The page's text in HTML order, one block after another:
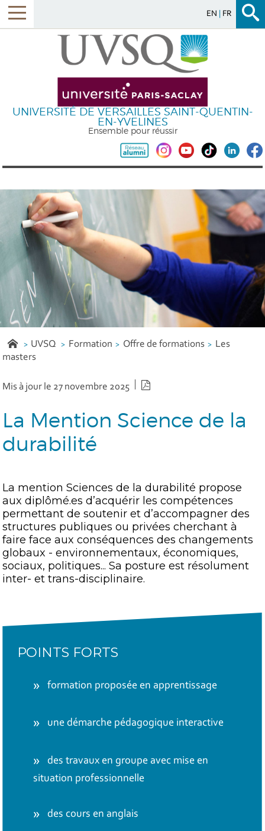
EN FR
UNIVERSITÉ DE VERSAILLES SAINT-QUENTIN-
EN-YVELINES
Ensemble pour réussir
UVSQ Formation Offre de formations
Les
masters
Mis à jour le 27 novembre 2025
La Mention Science de la
durabilité
La mention Sciences de la durabilité propose
aux diplômé.es d’acquérir les compétences
permettant de soutenir et d’accompagner des
structures publiques ou privées cherchant à
faire face aux conséquences des changements
globaux - environnementaux, économiques,
sociaux, politiques... Sa posture est résolument
inter- et trans-disciplinaire.
POINTS FORTS
formation proposée en apprentissage
une démarche pédagogique interactive
des travaux en groupe avec mise en
situation professionnelle
des cours en anglais